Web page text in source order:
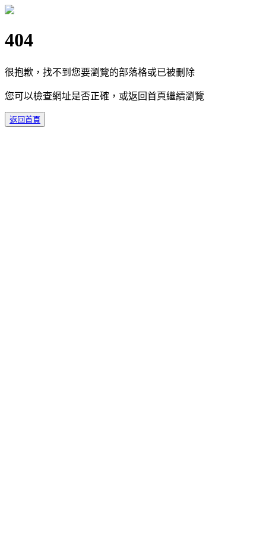
404
很抱歉，找不到您要瀏覽的部落格或已被刪除
您可以檢查網址是否正確，或返回首頁繼續瀏覽
返回首頁